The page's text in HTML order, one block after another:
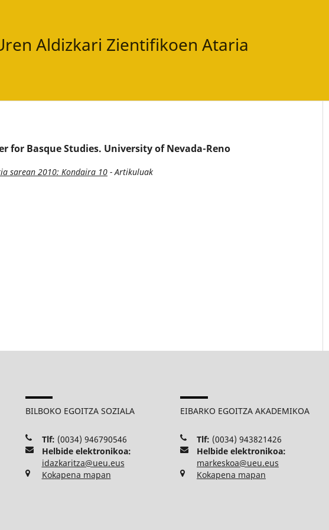
Aldizkari Zientifikoen Ataria
for Basque Studies. University of Nevada-Reno
sarean 2010: Kondaira 10 - Artikuluak
BILBOKO EGOITZA SOZIALA
Tlf: (0034) 946790546
Helbide elektronikoa:
idazkaritza@ueu.eus
Kokapena mapan
EIBARKO EGOITZA AKADEMIKOA
Tlf: (0034) 943821426
Helbide elektronikoa:
markeskoa@ueu.eus
Kokapena mapan